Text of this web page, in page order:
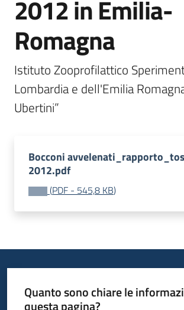
bandi
Piani
programmi
progetti
cifre
2012 in Emilia-
Romagna
Istituto Zooprofilattico
Lombardia e dell'Emilia
Ubertini”
Bocconi
2012.pdf
(PDF - 545,8 KB)
Quanto sono chiare le
questa pagina?